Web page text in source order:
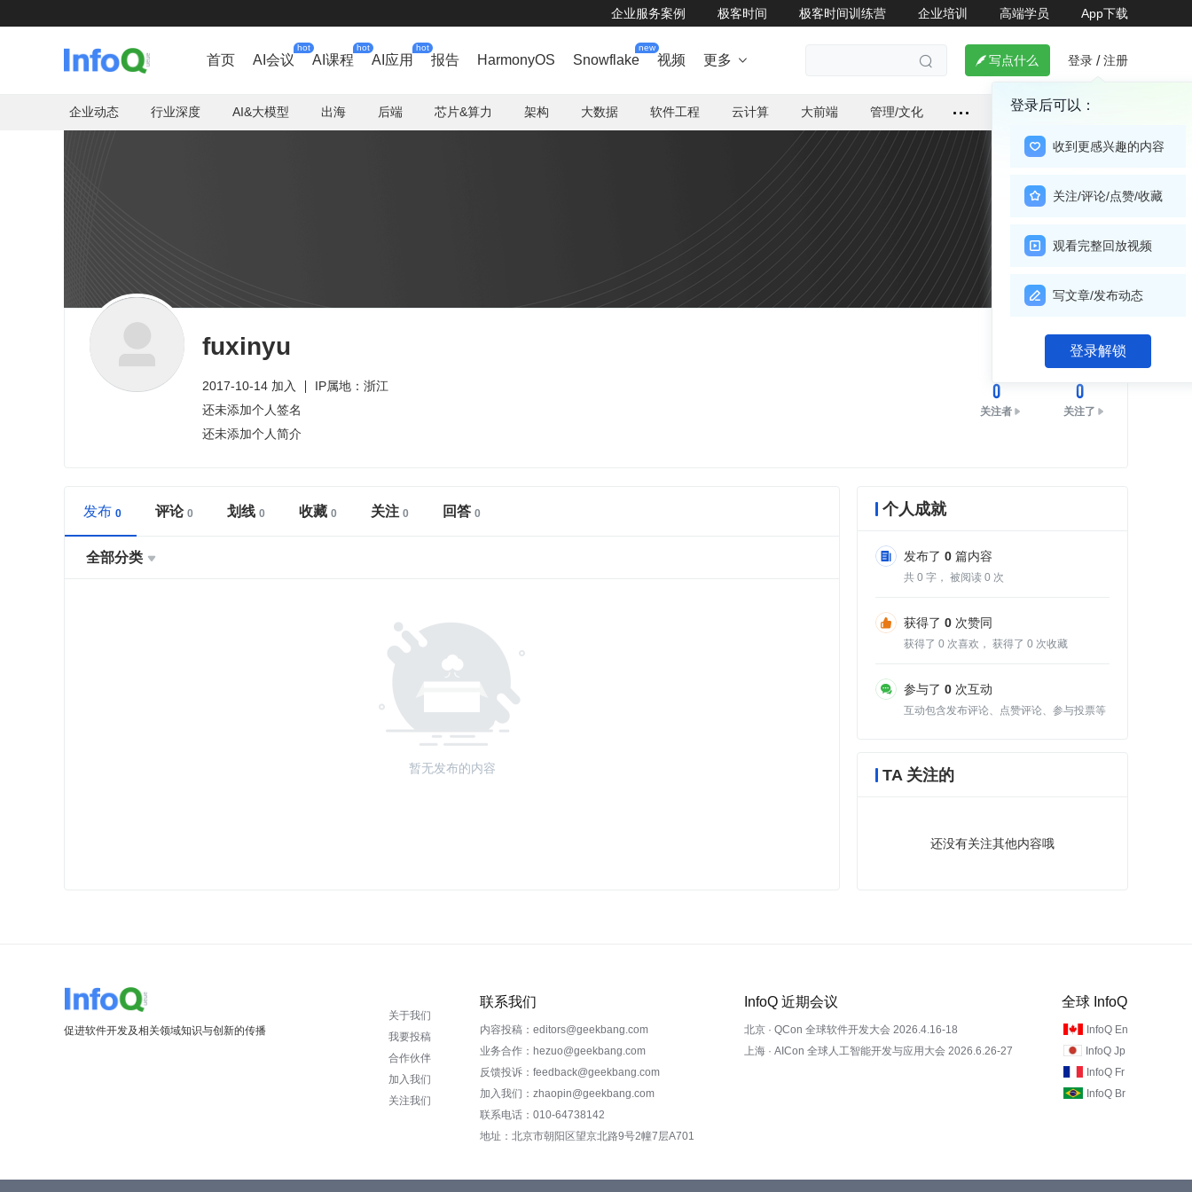
企业服务案例 极客时间 极客时间训练营 企业培训 高端学员 App下载
首页 AI会议
hot
AI课程
hot
AI应用
hot
报告 HarmonyOS Snowflake
new
视频 更多    写点什么 登录 / 注册
登录后可以：
收到更感兴趣的内容
关注/评论/点赞/收藏
观看完整回放视频
写文章/发布动态
登录解锁
企业动态 行业深度 AI&大模型 出海 后端 芯片&算力 架构 大数据 软件工程 云计算 大前端 管理/文化
fuxinyu
2017-10-14 加入
IP属地：浙江
还未添加个人签名
还未添加个人简介
关注
0
关注者
0
关注了
发布 评论 划线 收藏 关注 回答
全部分类 
暂无发布的内容
个人成就
发布了 0 篇内容
共 0 字， 被阅读 0 次
获得了 0 次赞同
获得了 0 次喜欢， 获得了 0 次收藏
参与了 0 次互动
互动包含发布评论、点赞评论、参与投票等
TA 关注的
还没有关注其他内容哦
促进软件开发及相关领域知识与创新的传播
关于我们
我要投稿
合作伙伴
加入我们
关注我们
联系我们
内容投稿：editors@geekbang.com
业务合作：hezuo@geekbang.com
反馈投诉：feedback@geekbang.com
加入我们：zhaopin@geekbang.com
联系电话：010-64738142
地址：北京市朝阳区望京北路9号2幢7层A701
InfoQ 近期会议
北京 · QCon 全球软件开发大会 2026.4.16-18
上海 · AICon 全球人工智能开发与应用大会 2026.6.26-27
全球 InfoQ
InfoQ En
InfoQ Jp
InfoQ Fr
InfoQ Br